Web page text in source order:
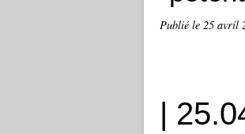
Publié le 25 avril
|